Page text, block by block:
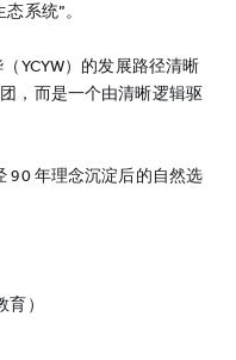
系统”。
YCYW）的发展路径清晰
，而是一个由清晰逻辑驱
90 年理念沉淀后的自然选
育）